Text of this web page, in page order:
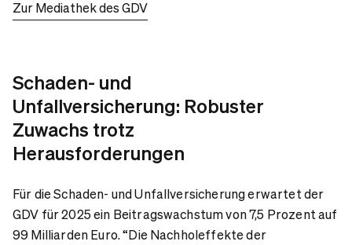
Zur Mediathek des GDV
Schaden- und
Unfallversicherung: Robuster
Zuwachs trotz
Herausforderungen
Für die Schaden- und Unfallversicherung erwartet der
GDV für 2025 ein Beitragswachstum von 7,5 Prozent auf
99 Milliarden Euro. “Die Nachholeffekte der